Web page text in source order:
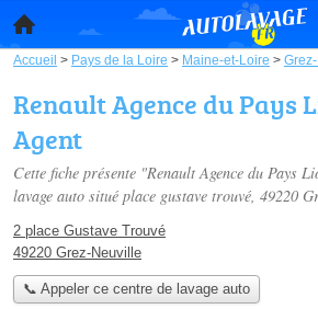
Accueil > Pays de la Loire > Maine-et-Loire >
Renault Agence du Pays
Agent
Cette fiche présente "Renault Agence du Pays
lavage auto situé place gustave trouvé, 49220
2 place Gustave Trouvé
49220 Grez-Neuville
📞 Appeler ce centre de lavage auto